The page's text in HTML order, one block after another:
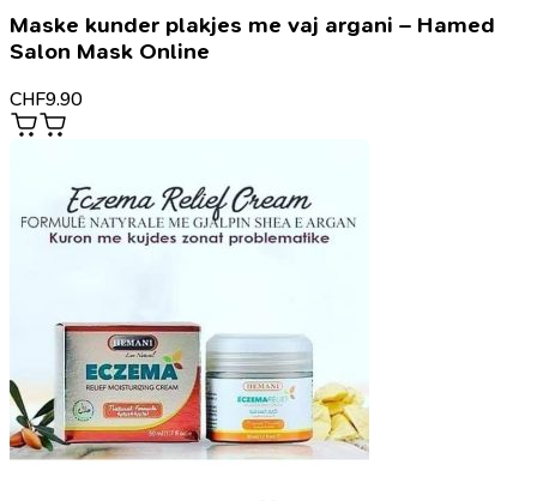
Maske kunder plakjes me vaj argani – Hamed
Salon Mask Online
CHF9.90